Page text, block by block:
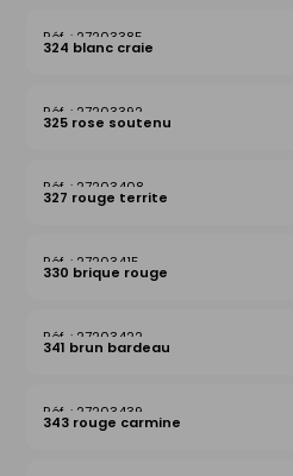
27203385
324 blanc craie
27203392
325 rose soutenu
27203408
327 rouge territe
27203415
330 brique rouge
27203422
341 brun bardeau
27203439
343 rouge carmine